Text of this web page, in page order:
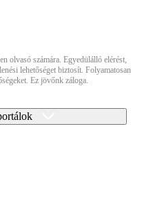
olvasó számára. Egyedülálló elérést,
lehetőséget biztosít. Folyamatosan
Ez jövőnk záloga.